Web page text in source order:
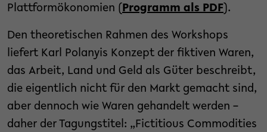
Plattformökonomien ( Programm als PDF ).
Den theoretischen Rahmen des Workshops
liefert Karl Polanyis Konzept der fiktiven Waren,
das Arbeit, Land und Geld als Güter beschreibt,
die eigentlich nicht für den Markt gemacht sind,
aber dennoch wie Waren gehandelt werden –
daher der Tagungstitel: „Fictitious Commodities